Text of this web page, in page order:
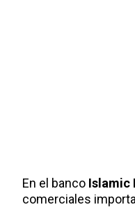
En el banco Islamic
comerciales